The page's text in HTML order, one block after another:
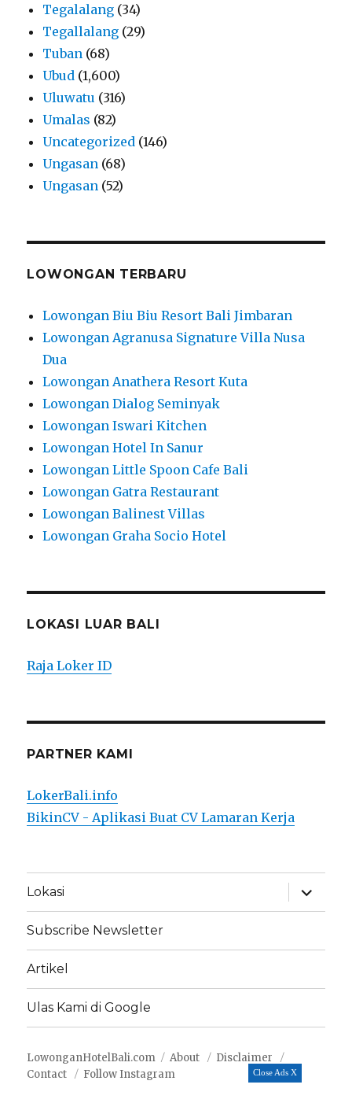
Close Ads X
Tegalalang (34)
Tegallalang (29)
Tuban (68)
Ubud (1,600)
Uluwatu (316)
Umalas (82)
Uncategorized (146)
Ungasan (68)
Ungasan (52)
LOWONGAN TERBARU
Lowongan Biu Biu Resort Bali Jimbaran
Lowongan Agranusa Signature Villa Nusa
Dua
Lowongan Anathera Resort Kuta
Lowongan Dialog Seminyak
Lowongan Iswari Kitchen
Lowongan Hotel In Sanur
Lowongan Little Spoon Cafe Bali
Lowongan Gatra Restaurant
Lowongan Balinest Villas
Lowongan Graha Socio Hotel
LOKASI LUAR BALI
Raja Loker ID
PARTNER KAMI
LokerBali.info
BikinCV - Aplikasi Buat CV Lamaran Kerja
Lokasi
expand
child
menu
Subscribe Newsletter
Artikel
Ulas Kami di Google
LowonganHotelBali.com About
Disclaimer
Contact
Follow Instagram